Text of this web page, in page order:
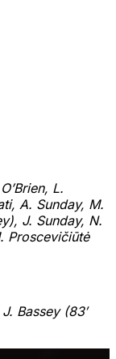
L.
A. Sunday, M.
J. Sunday, N.
Proscevičiūtė
Bassey (83′